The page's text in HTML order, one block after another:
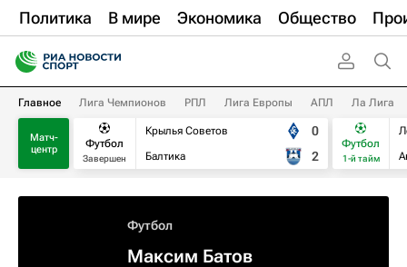
Политика В мире Экономика Общество
Главное Лига Чемпионов РПЛ Лига Европы АПЛ Ла Лига
Матч-
центр
Футбол
Завершен
Крылья Советов
Балтика
0
2
Футбол
1-й тайм
Футбол
Максим Батов